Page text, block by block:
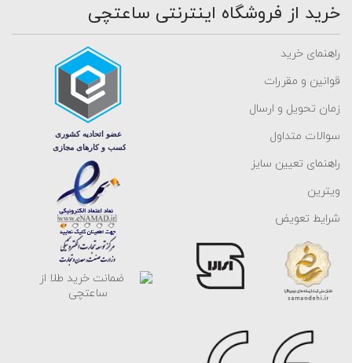
خرید از فروشگاه اینترنتی ساعتچی
راهنمای خرید
قوانین و مقررات
زمان تحویل و ارسال
سوالات متداول
راهنمای تعیین سایز
ویترین
شرایط تعویض